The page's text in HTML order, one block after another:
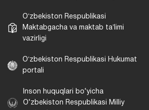
Oʻzbekiston Respublikasi
Maktabgacha va maktab taʼlimi
vazirligi
Oʻzbekiston Respublikasi Hukumat
portali
Inson huquqlari bo‘yicha
O‘zbekiston Respublikasi Milliy